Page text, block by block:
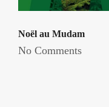
Noël au Mudam
No Comments